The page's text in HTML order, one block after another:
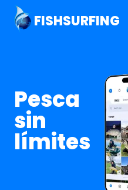
FISHSURFING
Pesca
sin
límites